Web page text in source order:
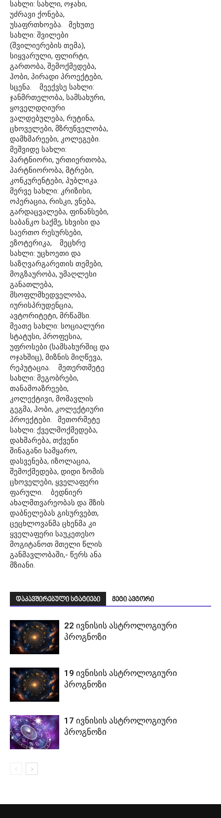
სახლი: სახლი, ოჯახი,
უძრავი ქონება,
უსაფრთხოება. მეხუთე
სახლი: შვილები
(შვილიერების თემა),
სიყვარული, ფლირტი,
გართობა, შემოქმედება,
ჰობი, პირადი პროექტები,
სცენა. მეექვსე სახლი:
ჯანმრთელობა, სამსახური,
ყოველდღიური
ვალდებულება, რუტინა,
ცხოველები, მზრუნველობა,
დამხმარეები, კოლეგები.
მეშვიდე სახლი:
პარტნიორი, ურთიერთობა,
პარტნიორობა, მტრები,
კონკურენტები, პუბლიკა.
მერვე სახლი: კრიზისი,
ოპერაცია, რისკი, ვნება,
გარდაცვალება, ფინანსები,
საბანკო საქმე, სხვისი და
საერთო რესურსები,
ეზოტერიკა, მეცხრე
სახლი: უცხოეთი და
საზღვარგარეთის თემები,
მოგზაურობა, უმაღლესი
განათლება,
მსოფლმხედველობა,
იურისპრუდენცია,
ავტორიტეტი, მრწამსი.
მეათე სახლი: სოციალური
სტატუსი, პროფესია,
უფროსები (სამსახურშიც და
ოჯახშიც), მიზნის მიღწევა,
რეპუტაცია. მეთერთმეტე
სახლი: მეგობრები,
თანამოაზრეები,
კოლექტივი, მომავლის
გეგმა, ჰობი, კოლექტიური
პროექტები. მეთორმეტე
სახლი: ქველმოქმედება,
დახმარება, თქვენი
შინაგანი სამყარო,
დასვენება, იზოლაცია,
შემოქმედება, დიდი ზომის
ცხოველები, ყველაფერი
ფარული. ბედნიერ
ახალმთვარეობას და მზის
დაბნელებას გისურვებთ,
ცეცხლოვანმა ცხენმა კი
ყველაფერი საუკეთესო
მოგიტანოთ მთელი წლის
განმავლობაში,- წერს ანა
მზიანი.
დაკავშირებული სტატიები მეტი ავტორი
22 ივნისის ასტროლოგიური
პროგნოზი
19 ივნისის ასტროლოგიური
პროგნოზი
17 ივნისის ასტროლოგიური
პროგნოზი